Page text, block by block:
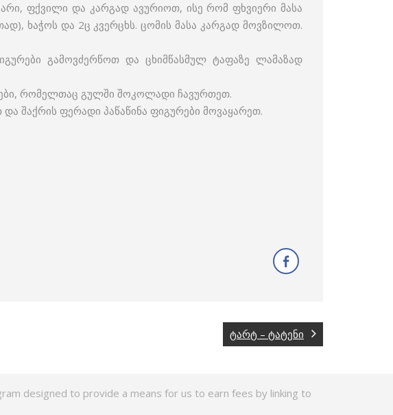
ფქვილი და კარგად ავურიოთ, ისე რომ ფხვიერი მასა
ხაჭოს და 2ც კვერცხს. ცომის მასა კარგად მოვზილოთ.
გამოვძერწოთ და ცხიმწასმულ ტაფაზე ლამაზად
რომელთაც გულში შოკოლადი ჩავურთეთ.
შაქრის ფერადი პაწაწინა ფიგურები მოვაყარეთ.
ტარტ – ტატენი
designed to provide a means for us to earn fees by linking to